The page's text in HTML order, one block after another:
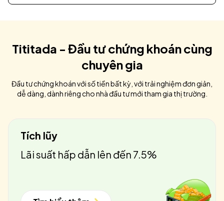
Tititada - Đầu tư chứng khoán cùng
chuyên gia
Đầu tư chứng khoán với số tiền bất kỳ, với trải nghiệm đơn giản,
dễ dàng, dành riêng cho nhà đầu tư mới tham gia thị trường.
Tích lũy
Lãi suất hấp dẫn lên đến 7.5%